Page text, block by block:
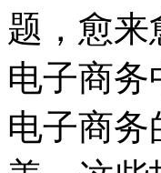
题，愈
电子商务
电子商